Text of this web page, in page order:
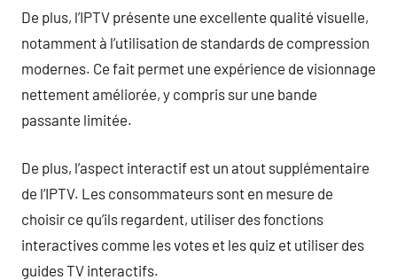
De plus, l’IPTV présente une excellente qualité visuelle,
notamment à l’utilisation de standards de compression
modernes. Ce fait permet une expérience de visionnage
nettement améliorée, y compris sur une bande
passante limitée.
De plus, l’aspect interactif est un atout supplémentaire
de l’IPTV. Les consommateurs sont en mesure de
choisir ce qu’ils regardent, utiliser des fonctions
interactives comme les votes et les quiz et utiliser des
guides TV interactifs.